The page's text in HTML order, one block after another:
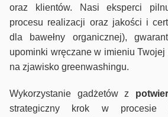
oraz klientów. Nasi eksperci
procesu realizacji oraz jakości i
dla bawełny organicznej),
upominki wręczane w imieniu
na zjawisko greenwashingu.
Wykorzystanie gadżetów z
strategiczny krok w procesie